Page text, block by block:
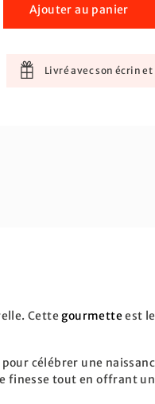
Ajouter au panier
Livré avec son écrin et
Cettegourmetteest
célébrer une
finesse tout en offrant